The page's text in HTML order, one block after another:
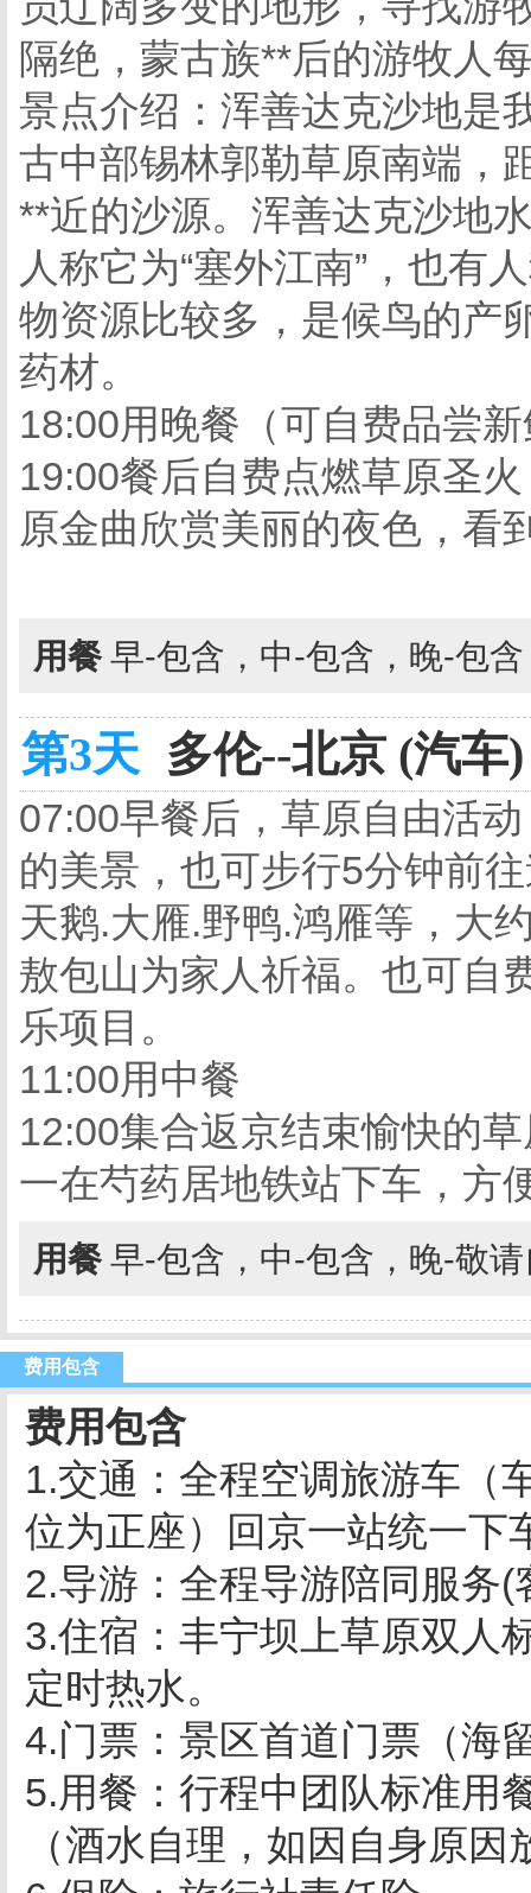
隔绝，蒙古族**后的游牧人
景点介绍：浑善达克沙地是
古中部锡林郭勒草原南端，
**近的沙源。浑善达克沙地
人称它为“塞外江南”，也有
物资源比较多，是候鸟的产
药材。
18:00用晚餐（可自费品尝
19:00餐后自费点燃草原圣
原金曲欣赏美丽的夜色，看
用餐 早-包含，中-包含，晚-包
第3天 多伦--北京 (汽车)
07:00早餐后，草原自由活
的美景，也可步行5分钟前
天鹅.大雁.野鸭.鸿雁等，大
敖包山为家人祈福。也可自
乐项目。
11:00用中餐
12:00集合返京结束愉快的
一在芍药居地铁站下车，方
用餐 早-包含，中-包含，晚-敬
费用包含
费用包含
1.交通：全程空调旅游车（
位为正座）回京一站统一下
2.导游：全程导游陪同服务
3.住宿：丰宁坝上草原双人
定时热水。
4.门票：景区首道门票（海
5.用餐：行程中团队标准用
（酒水自理，如因自身原